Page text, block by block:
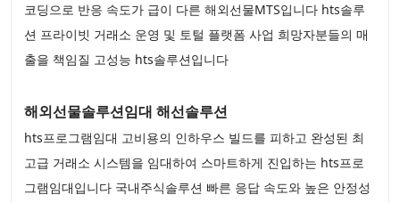
코딩으로 반응 속도가 급이 다른 해외선물MTS입니다 hts솔루
션 프라이빗 거래소 운영 및 토털 플랫폼 사업 희망자분들의 매
출을 책임질 고성능 hts솔루션입니다
해외선물솔루션임대 해선솔루션
hts프로그램임대 고비용의 인하우스 빌드를 피하고 완성된 최
고급 거래소 시스템을 임대하여 스마트하게 진입하는 hts프로
그램임대입니다 국내주식솔루션 빠른 응답 속도와 높은 안정성